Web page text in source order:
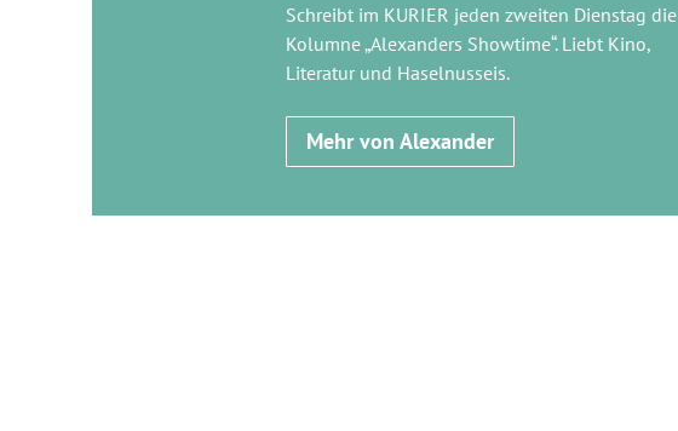
Schreibt im KURIER jeden zweiten Dienstag die
Kolumne „Alexanders Showtime“. Liebt Kino,
Literatur und Haselnusseis.
Mehr von Alexander